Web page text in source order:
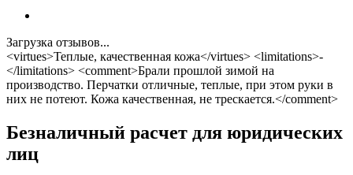
Загрузка отзывов...
<virtues>Теплые, качественная кожа</virtues> <limitations>-
</limitations> <comment>Брали прошлой зимой на
производство. Перчатки отличные, теплые, при этом руки в
них не потеют. Кожа качественная, не трескается.</comment>
Безналичный расчет для юридических
лиц